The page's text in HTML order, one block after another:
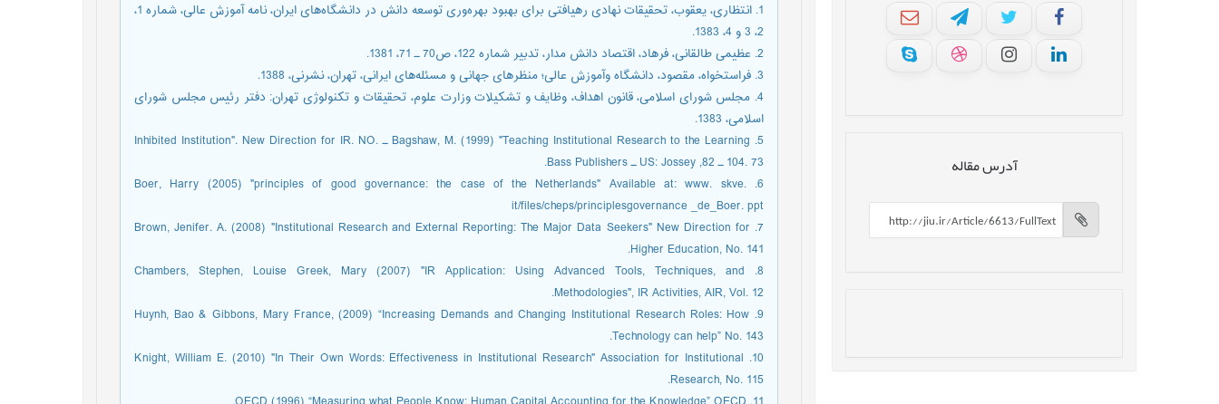
آدرس مقاله
1. انتظاری، یعقوب، تحقیقات نهادی رهیافتی برای بهبود بهره‌وری توسعه دانش در دانشگاه‌های ایران، نامه آموزش عالی، شماره 1،
2، 3 و 4، 1383.
2. عظیمی طالقانی، فرهاد، اقتصاد دانش مدار، تدبیر شماره 122، ص70 ـ 71، 1381.
3. فراستخواه، مقصود، دانشگاه وآموزش عالی؛ منظرهای جهانی و مسئله‌های ایرانی، تهران، نشرنی، 1388.
4. مجلس شورای اسلامی، قانون اهداف، وظایف و تشکیلات وزارت علوم، تحقیقات و تکنولوژی تهران: دفتر رئیس مجلس شورای
اسلامی، 1383.
5. Bagshaw, M. (1999) "Teaching Institutional Research to the Learning ـ Inhibited Institution". New Direction for IR. NO.
104. 73 ـ 82, US: Jossey ـ Bass Publishers.
6. Boer, Harry (2005) "principles of good governance: the case of the Netherlands" Available at: www. skve.
it/files/cheps/principlesgovernance _de_Boer. ppt
7. Brown, Jenifer. A. (2008) "Institutional Research and External Reporting: The Major Data Seekers" New Direction for
Higher Education, No. 141.
8. Chambers, Stephen, Louise Greek, Mary (2007) "IR Application: Using Advanced Tools, Techniques, and
Methodologies", IR Activities, AIR, Vol. 12.
9. Huynh, Bao & Gibbons, Mary France, (2009) “Increasing Demands and Changing Institutional Research Roles: How
Technology can help” No. 143.
10. Knight, William E. (2010) "In Their Own Words: Effectiveness in Institutional Research" Association for Institutional
Research, No. 115.